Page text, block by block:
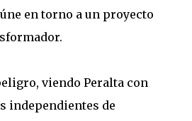
en torno a un proyecto
viendo Peralta con
independientes de